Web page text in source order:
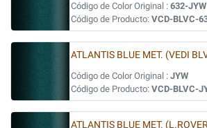
Código de Color Original : 632-JYW
Código de Producto: VCD-BLVC-
ATLANTIS BLUE MET. (VEDI
Código de Color Original : JYW
Código de Producto: VCD-BLVC-
ATLANTIS BLUE MET.